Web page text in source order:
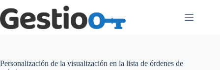
al
contenido
Personalización de la visualización en la lista de órdenes de